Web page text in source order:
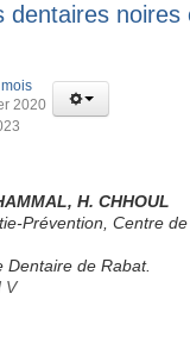
dentaires noires
2020
H. CHHOUL
Prévention, Centre
Dentaire de Rabat.
V